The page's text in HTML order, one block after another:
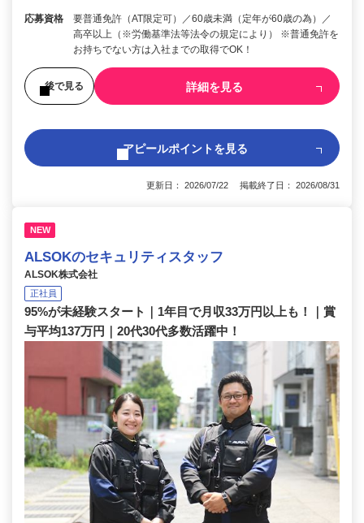
応募資格
要普通免許（AT限定可）／60歳未満（定年が60歳の為）／
高卒以上（※労働基準法等法令の規定により） ※普通免許を
お持ちでない方は入社までの取得でOK！
後で見る 詳細を見る
アピールポイントを見る
更新日： 2026/07/22 掲載終了日： 2026/08/31
NEW
ALSOKのセキュリティスタッフ
ALSOK株式会社
正社員
95%が未経験スタート｜1年目で月収33万円以上も！｜賞
与平均137万円｜20代30代多数活躍中！